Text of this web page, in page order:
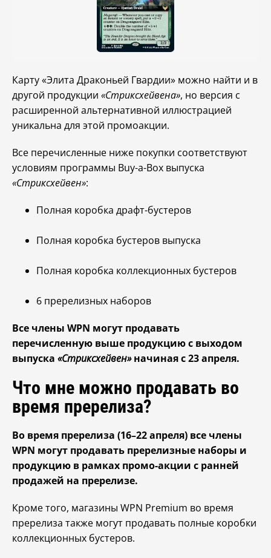
Карту «Элита Драконьей Гвардии» можно найти и в
другой продукции «Стриксхейвена», но версия с
расширенной альтернативной иллюстрацией
уникальна для этой промоакции.
Все перечисленные ниже покупки соответствуют
условиям программы Buy-a-Box выпуска
«Стриксхейвен»:
Полная коробка драфт-бустеров
Полная коробка бустеров выпуска
Полная коробка коллекционных бустеров
6 пререлизных наборов
Все члены WPN могут продавать
перечисленную выше продукцию с выходом
выпуска «Стриксхейвен»начиная с 23 апреля.
Что мне можно продавать во
время пререлиза?
Во время пререлиза (16–22 апреля) все члены
WPN могут продавать пререлизные наборы и
продукцию в рамках промо-акции с ранней
продажей на пререлизе.
Кроме того, магазины WPN Premium во время
пререлиза также могут продавать полные коробки
коллекционных бустеров.